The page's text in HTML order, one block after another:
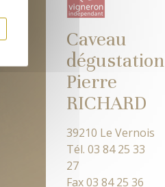
Caveau
dégustation
Pierre
RICHARD
39210 Le Vernois
Tél. 03 84 25 33
27
Fax 03 84 25 36